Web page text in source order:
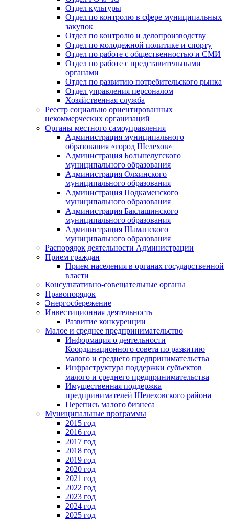
Отдел культуры
Отдел по контролю в сфере муниципальных
закупок
Отдел по контролю и делопроизводству
Отдел по молодежной политике и спорту
Отдел по работе с общественностью и СМИ
Отдел по работе с представительными
органами
Отдел по развитию потребительского рынка
Отдел управления персоналом
Хозяйственная служба
Реестр социально ориентированных
некоммерческих организаций
Органы местного самоуправления
Администрация муниципального
образования «город Шелехов»
Администрация Большелугского
муниципального образования
Администрация Олхинского
муниципального образования
Администрация Подкаменского
муниципального образования
Администрация Баклашинского
муниципального образования
Администрация Шаманского
муниципального образования
Распорядок деятельности Администрации
Прием граждан
Прием населения в органах государственной
власти
Консультативно-совещательные органы
Правопорядок
Энергосбережение
Инвестиционная деятельность
Развитие конкуренции
Малое и среднее предпринимательство
Информация о деятельности
Координационного совета по развитию
малого и среднего предпринимательства
Инфраструктура поддержки субъектов
малого и среднего предпринимательства
Имущественная поддержка
предпринимателей Шелеховского района
Перепись малого бизнеса
Муниципальные программы
2015 год
2016 год
2017 год
2018 год
2019 год
2020 год
2021 год
2022 год
2023 год
2024 год
2025 год